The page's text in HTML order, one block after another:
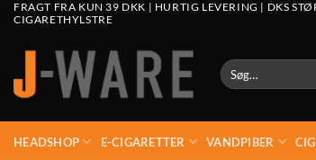
FRAGT FRA KUN 39 DKK | HURTIG LEVERING | DKS
CIGARETHYLSTRE
Søg
efter:
HEADSHOP E-CIGARETTER VANDPIBER